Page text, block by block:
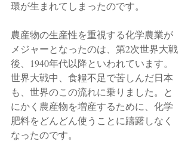
環が生まれてしまったのです。
農産物の生産性を重視する化学農業が
メジャーとなったのは、第2次世界大戦
後、1940年代以降といわれています。
世界大戦中、食糧不足で苦しんだ日本
も、世界のこの流れに乗りました。と
にかく農産物を増産するために、化学
肥料をどんどん使うことに躊躇しなく
なったのです。